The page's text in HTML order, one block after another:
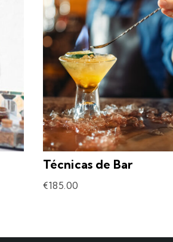
Técnicas de Bar
€185.00